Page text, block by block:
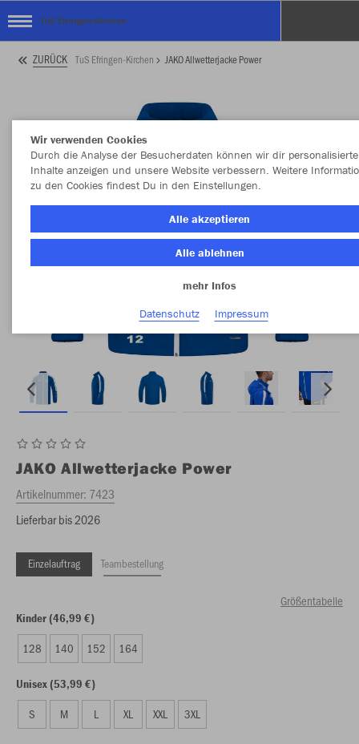
TuS Efringen-Kirchen
ZURÜCK TuS Efringen-Kirchen JAKO Allwetterjacke Power
JAKO Allwetterjacke Power
Artikelnummer: 7423
Lieferbar bis 2026
Einzelauftrag Teambestellung
Größentabelle
Kinder (46,99 €)
128 140 152 164
Unisex (53,99 €)
S M L XL XXL 3XL
Wir verwenden Cookies
Durch die Analyse der Besucherdaten können wir dir personalisierte
Inhalte anzeigen und unsere Website verbessern. Weitere
zu den Cookies findest Du in den Einstellungen.
Alle akzeptieren
Alle ablehnen
mehr Infos
Datenschutz
Impressum